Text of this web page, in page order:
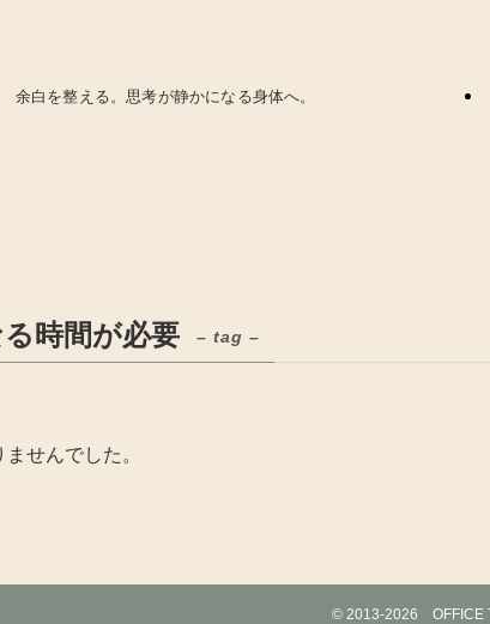
余白を整える。思考が静かになる身体へ。
時間が必要 – tag –
せんでした。
© 2013-2026 OFFICE